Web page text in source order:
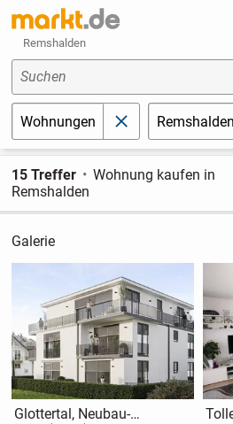
Remshalden
Suchen
Wohnungen schließenRemshalden
15 Treffer
Wohnung kaufen in
Remshalden
Galerie
Glottertal, Neubau-